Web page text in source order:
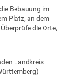
Bebauung im
Platz, an dem
die Orte,
Landkreis